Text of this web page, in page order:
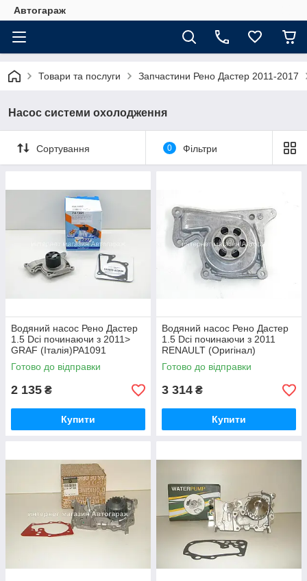
Автогараж
Товари та послуги Запчастини Рено Дастер 2011-2017
Насос системи охолодження
Сортування 0 Фільтри
Водяний насос Рено Дастер
1.5 Dci починаючи з 2011>
GRAF (Італія)PA1091
Готово до відправки
2 135 ₴
Купити
Водяний насос Рено Дастер
1.5 Dci починаючи з 2011
RENAULT (Оригінал)
210107852R
Готово до відправки
3 314 ₴
Купити